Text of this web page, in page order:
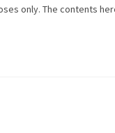
only. The contents